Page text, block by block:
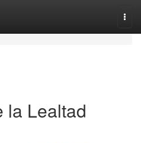
la Lealtad